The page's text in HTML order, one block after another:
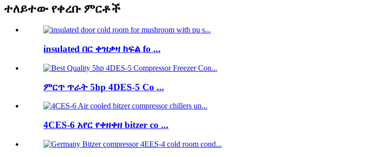
ተለይተው የቀረቡ ምርቶች
insulated በር ቀዝቃዛ ክፍል fo ...
ምርጥ ጥራት 5hp 4DES-5 Co ...
4CES-6 አየር የቀዘቀዘ bitzer co ...